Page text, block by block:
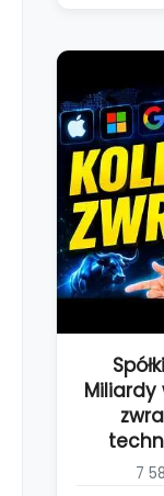
Miliardy
7